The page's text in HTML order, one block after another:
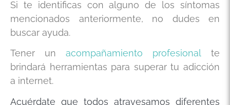
Si te identificas con alguno de los síntomas
mencionados anteriormente, no dudes en
buscar ayuda.
Tener un acompañamiento profesional te
brindará herramientas para superar tu adicción
a internet.
Acuérdate que todos atravesamos diferentes